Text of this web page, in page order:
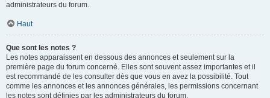
administrateurs du forum.
Haut
Que sont les notes ?
Les notes apparaissent en dessous des annonces et seulement sur la
première page du forum concerné. Elles sont souvent assez importantes et il
est recommandé de les consulter dès que vous en avez la possibilité. Tout
comme les annonces et les annonces générales, les permissions concernant
les notes sont définies par les administrateurs du forum.